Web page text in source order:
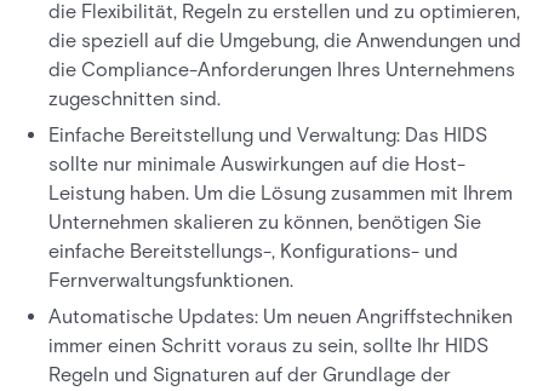
die Flexibilität, Regeln zu erstellen und zu optimieren,
die speziell auf die Umgebung, die Anwendungen und
die Compliance-Anforderungen Ihres Unternehmens
zugeschnitten sind.
Einfache Bereitstellung und Verwaltung: Das HIDS
sollte nur minimale Auswirkungen auf die Host-
Leistung haben. Um die Lösung zusammen mit Ihrem
Unternehmen skalieren zu können, benötigen Sie
einfache Bereitstellungs-, Konfigurations- und
Fernverwaltungsfunktionen.
Automatische Updates: Um neuen Angriffstechniken
immer einen Schritt voraus zu sein, sollte Ihr HIDS
Regeln und Signaturen auf der Grundlage der